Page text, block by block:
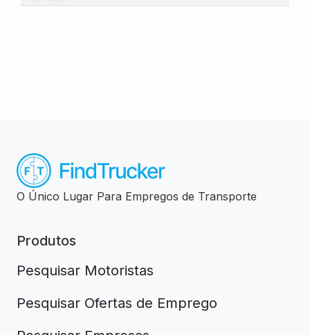
O Único Lugar Para Empregos de Transporte
Produtos
Pesquisar Motoristas
Pesquisar Ofertas de Emprego